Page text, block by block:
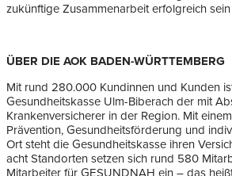
zukünftige Zusammenarbeit erfolgreich sein
ÜBER DIE AOK BADEN-WÜRTTEMBERG
Mit rund 280.000 Kundinnen und Kunden
Gesundheitskasse Ulm-Biberach der mit
Krankenversicherer in der Region. Mit
Prävention, Gesundheitsförderung und
Ort steht die Gesundheitskasse ihren
acht Standorten setzen sich rund 580
Mitarbeiter für GESUNDNAH ein – das